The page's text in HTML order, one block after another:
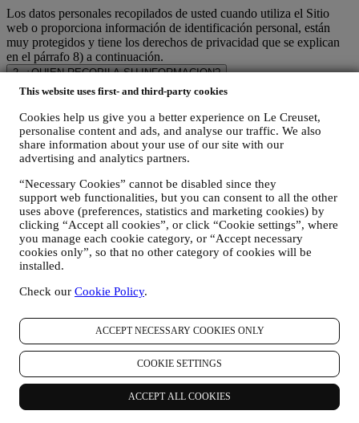
This website uses first- and third-party cookies
Cookies help us give you a better experience on Le Creuset,
personalise content and ads, and analyse our traffic. We also
share information about your use of our site with our
advertising and analytics partners.
“Necessary Cookies” cannot be disabled since they
support web functionalities, but you can consent to all the other
uses above (preferences, statistics and marketing cookies) by
clicking “Accept all cookies”, or click “Cookie settings”, where
you manage each cookie category, or “Accept necessary
cookies only”, so that no other category of cookies will be
installed.
Check our Cookie Policy.
ACCEPT NECESSARY COOKIES ONLY
COOKIE SETTINGS
ACCEPT ALL COOKIES
Los datos personales recopilados de usted cuando utiliza el Sitio
web o proporciona información de identificación personal, están
muy protegidos y tiene los derechos de privacidad que se explican
en el párrafo 8) a continuación.
2. ¿QUIEN RECOPILA SU INFORMACION?
El responsable del tratamiento de datos de los servicios de comercio
domicilio social en Paseo de Gracia 9, 2º - 08007 – Barcelona.
Si consientes recibir comunicaciones de marketing de nuestra parte,
pasarás a formar parte de la base de datos de consumidores del
grupo Le Creuset, que es gestionada, como corresponsables del
domicilio social en Neuhofstrasse 4, Baar, Zugo, 6340 Suiza (que ha
designado como representante en la UE a Le Creuset SL, con
número de IVA B62153630, con oficinas en Paseo de Gracia 9, 2º,
08007 Barcelona, España), en base a un acuerdo de
corresponsabilidad que establece esencialmente que
(a) Le Creuset Group AG se encarga de la estrategia general que
(b) las entidades locales de Le Creuset se benefician e implementan
comunicaciones/iniciativas de marketing a nivel local (dentro de un
(c) ambos corresponsables están obligados a atender las solicitudes
de derechos de los interesados.
3. ¿POR QUÉ RECOPILAMOS ESTA INFORMACIÓN?
Podemos procesar sus datos para los siguientes fines: